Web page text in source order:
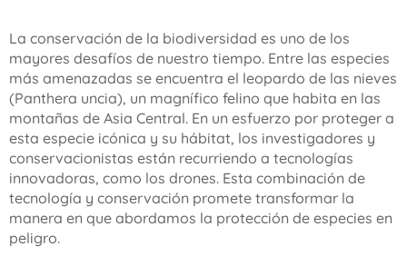
La conservación de la biodiversidad es uno de los
mayores desafíos de nuestro tiempo. Entre las especies
más amenazadas se encuentra el leopardo de las nieves
(Panthera uncia), un magnífico felino que habita en las
montañas de Asia Central. En un esfuerzo por proteger a
esta especie icónica y su hábitat, los investigadores y
conservacionistas están recurriendo a tecnologías
innovadoras, como los drones. Esta combinación de
tecnología y conservación promete transformar la
manera en que abordamos la protección de especies en
peligro.